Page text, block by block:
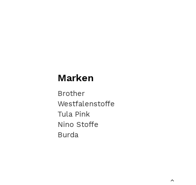
Marken
Brother
Westfalenstoffe
Tula Pink
Nino Stoffe
Burda